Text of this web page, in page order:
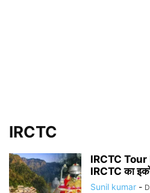
IRCTC
IRCTC Tour
IRCTC का
Sunil kumar -